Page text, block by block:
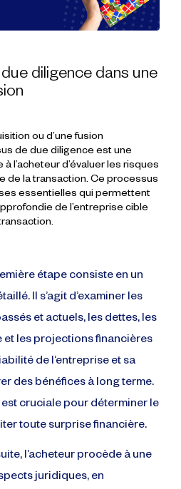
diligence dans une
ou d’une fusion
de due diligence est une
l’acheteur d’évaluer les risques
de la transaction. Ce processus
essentielles qui permettent
de l’entreprise cible
étape consiste en un
Il s’agit d’examiner les
et actuels, les dettes, les
et les projections financières
de l’entreprise et sa
des bénéfices à long terme.
cruciale pour déterminer le
toute surprise financière.
l’acheteur procède à une
juridiques, en